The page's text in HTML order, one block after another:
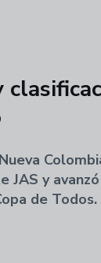
JAS y
de Todos.